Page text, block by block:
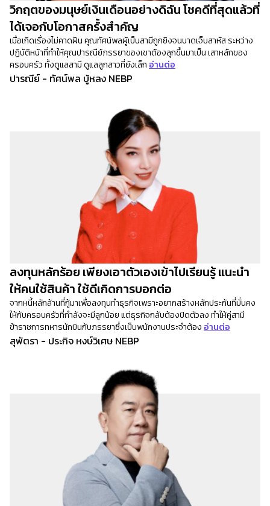
วิกฤตของมนุษย์เงินเดือนอย่างดิฉัน โชคดีที่สุดแล้วที่
ได้เจอกับโอกาสครั้งสำคัญ
เมื่อเกิดเรื่องไม่คาดฝัน คุณทัศน์พลผู้เป็นสามีถูกยิงจนบาดเจ็บสาหัส ระหว่าง
ปฏิบัติหน้าที่ทำให้คุณปารณีย์ภรรยาของเขาต้องลุกขึ้นมาเป็น เสาหลักของ
ครอบครัว ทั้งดูแลสามี ดูแลลูกสาวที่ยังเล็กอ่านต่อ
ปารณีย์ - ทัศน์พล บู้หลง NEBP
ลงทุนหลักร้อย เพียงเอาตัวเองเข้าไปเรียนรู้ แนะนำ
ให้คนใช้สินค้า ใช้ดีเกิดการบอกต่อ
จากหนี้หลักล้านที่กู้มาเพื่อลงทุนทำธุรกิจเพราะอยากสร้างหลักประกันที่มั่นคง
ให้กับครอบครัวที่กำลังจะมีลูกน้อย แต่ธุรกิจกลับต้องปิดตัวลง ทำให้คู่สามี
ข้าราชการทหารนักบินกับภรรยาซึ่งเป็นพนักงานประจำต้อง อ่านต่อ
สุพัตรา - ประกิจ หงษ์วิเศษ NEBP